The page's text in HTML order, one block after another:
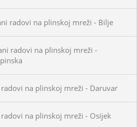
radovi na plinskoj mreži - Bilje
radovi na plinskoj mreži -
na plinskoj mreži - Daruvar
na plinskoj mreži - Osijek